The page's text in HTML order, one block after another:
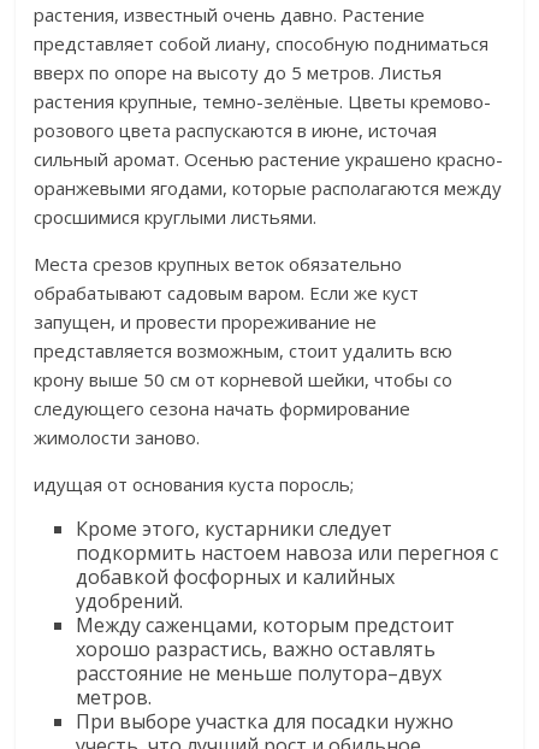
растения, известный очень давно. Растение
представляет собой лиану, способную подниматься
вверх по опоре на высоту до 5 метров. Листья
растения крупные, темно-зелёные. Цветы кремово-
розового цвета распускаются в июне, источая
сильный аромат. Осенью растение украшено красно-
оранжевыми ягодами, которые располагаются между
сросшимися круглыми листьями.​
​Места срезов крупных веток обязательно
обрабатывают садовым варом. Если же куст
запущен, и провести прореживание не
представляется возможным, стоит удалить всю
крону выше 50 см от корневой шейки, чтобы со
следующего сезона начать формирование
жимолости заново.​
​идущая от основания куста поросль;​
​Кроме этого, кустарники следует
подкормить настоем навоза или перегноя с
добавкой фосфорных и калийных
удобрений.​
​Между саженцами, которым предстоит
хорошо разрастись, важно оставлять
расстояние не меньше полутора–двух
метров.​
​При выборе участка для посадки нужно